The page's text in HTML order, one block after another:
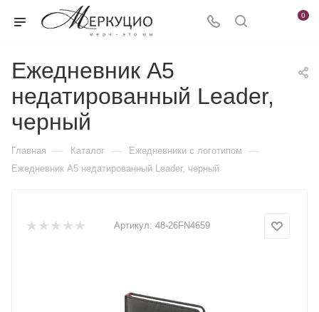
0
Ежедневник А5
недатированный Leader,
черный
Главная — Каталог — Ежедневники c логотипом —
Ежедневник А5 недатированный Leader, черный
Артикул: 48-26FN4659